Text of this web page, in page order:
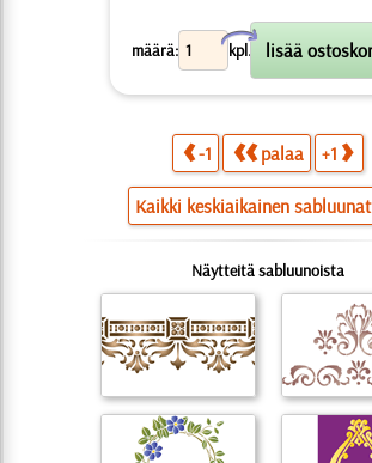
määrä: kpl.
X
-1 palaa +1
Kaikki keskiaikainen sabluunat
Näytteitä sabluunoista